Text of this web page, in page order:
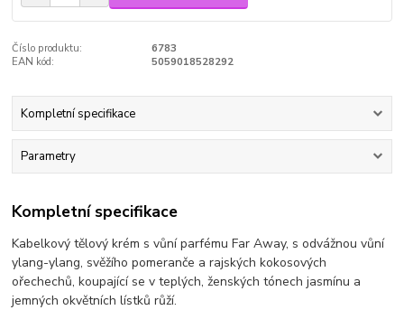
Číslo produktu:
6783
EAN kód:
5059018528292
Kompletní specifikace
Parametry
Kompletní specifikace
Kabelkový tělový krém s vůní parfému Far Away, s odvážnou vůní
ylang-ylang, svěžího pomeranče a rajských kokosových
ořechechů, koupající se v teplých, ženských tónech jasmínu a
jemných okvětních lístků růží.